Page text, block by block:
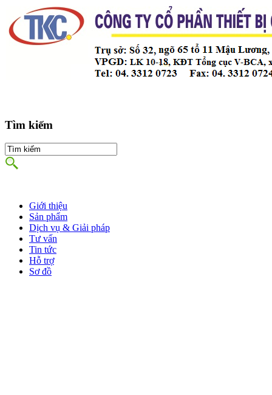
Tìm kiếm
Giới thiệu
Sản phẩm
Dịch vụ & Giải pháp
Tư vấn
Tin tức
Hỗ trợ
Sơ đồ